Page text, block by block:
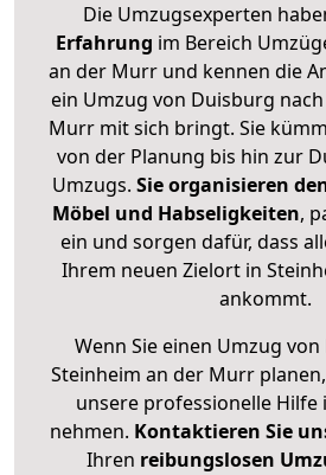
Die Umzugsexperten
Erfahrung im Bereich
an der Murr und kennen die
ein Umzug von Duisburg
Murr mit sich bringt. Sie
von der Planung bis hin zur
Umzugs. Sie organisieren
Möbel und Habseligkeiten,
ein und sorgen dafür, dass
Ihrem neuen Zielort in
ankommt.
Wenn Sie einen Umzug
Steinheim an der Murr
unsere professionelle Hilfe
nehmen. Kontaktieren Sie
Ihren reibungslosen